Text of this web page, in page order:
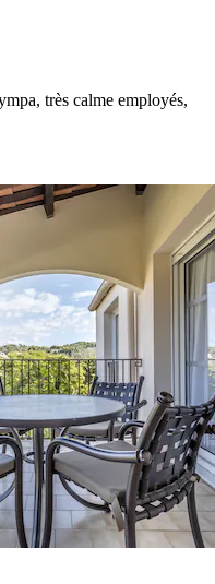
très calme employés,